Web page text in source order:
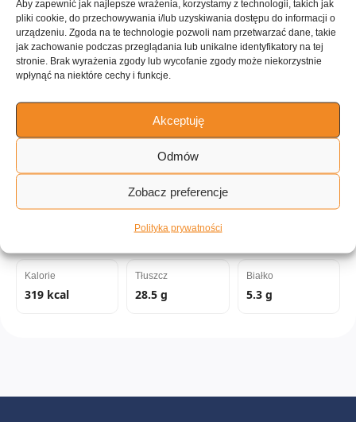
Aby zapewnić jak najlepsze wrażenia, korzystamy z technologii, takich jak
pliki cookie, do przechowywania i/lub uzyskiwania dostępu do informacji o
urządzeniu. Zgoda na te technologie pozwoli nam przetwarzać dane, takie
jak zachowanie podczas przeglądania lub unikalne identyfikatory na tej
stronie. Brak wyrażenia zgody lub wycofanie zgody może niekorzystnie
wpłynąć na niektóre cechy i funkcje.
Akceptuję
Odmów
Zobacz preferencje
Polityka prywatności
ILOŚĆ PORCJI
Tagi:
Łatwe
Kalorie
319 kcal
Tłuszcz
28.5 g
Białko
5.3 g